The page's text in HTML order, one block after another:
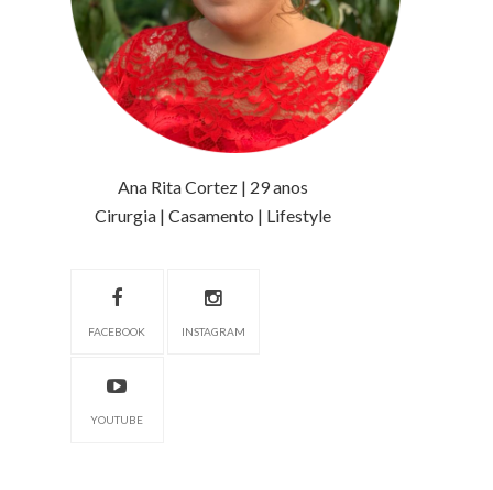
Ana Rita Cortez | 29 anos
Cirurgia | Casamento | Lifestyle
FACEBOOK INSTAGRAM
YOUTUBE